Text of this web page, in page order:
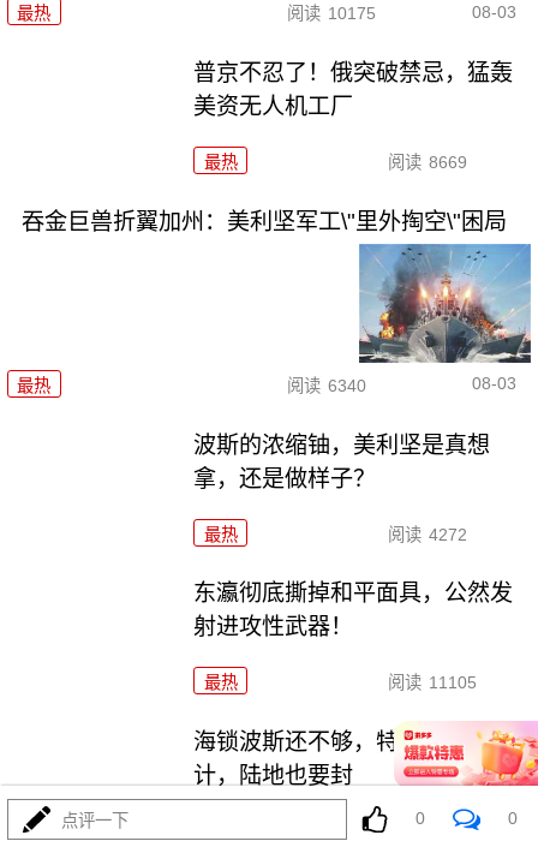
最热 阅读 10175 08-03
普京不忍了！俄突破禁忌，猛轰
美资无人机工厂
最热 阅读 8669
吞金巨兽折翼加州：美利坚军工\"里外掏空\"困局
最热 阅读 6340 08-03
波斯的浓缩铀，美利坚是真想
拿，还是做样子？
最热 阅读 4272
东瀛彻底撕掉和平面具，公然发
射进攻性武器！
最热 阅读 11105
海锁波斯还不够，特朗普又生毒
计，陆地也要封
8508
点评一下 0 0